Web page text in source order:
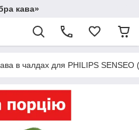
кава»
в чалдах для PHILIPS